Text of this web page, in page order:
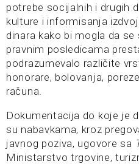
potrebe socijalnih i drugih
kulture i informisanja
dinara kako bi mogla da se
pravnim posledicama
podrazumevalo različite
honorare, bolovanja,
računa.
Dokumentacija do koje je
su nabavkama, kroz
javnog poziva, ugovore sa
Ministarstvo trgovine,